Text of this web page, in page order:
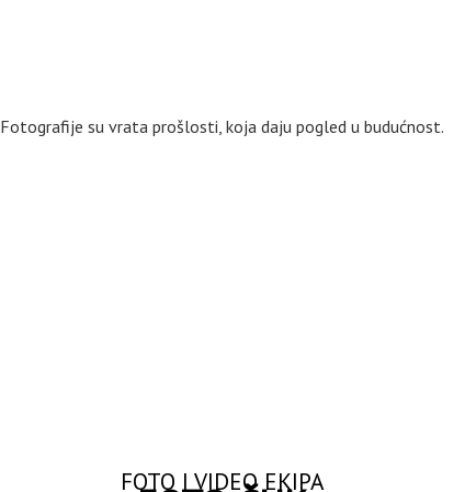
Fotografije su vrata prošlosti, koja daju pogled u budućnost.
FOTO I VIDEO EKIPA